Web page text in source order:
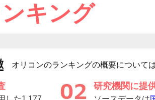
キング
オリコンのランキングの概要について
研究機関に提